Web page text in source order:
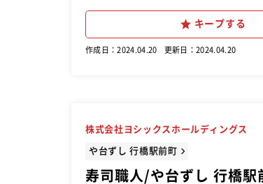
キープする
作成日：2024.04.20 更新日：2024.04.20
株式会社ヨシックスホールディングス
や台ずし 行橋駅前町
寿司職人/や台ずし 行橋駅